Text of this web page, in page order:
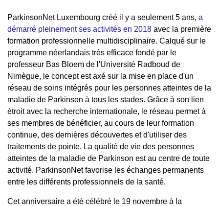
ParkinsonNet Luxembourg créé il y a seulement 5 ans, a
démarré pleinement ses activités en 2018 avec la première
formation professionnelle multidisciplinaire. Calqué sur le
programme néerlandais très efficace fondé par le
professeur Bas Bloem de l'Université Radboud de
Nimègue, le concept est axé sur la mise en place d'un
réseau de soins intégrés pour les personnes atteintes de la
maladie de Parkinson à tous les stades. Grâce à son lien
étroit avec la recherche internationale, le réseau permet à
ses membres de bénéficier, au cours de leur formation
continue, des dernières découvertes et d'utiliser des
traitements de pointe. La qualité de vie des personnes
atteintes de la maladie de Parkinson est au centre de toute
activité. ParkinsonNet favorise les échanges permanents
entre les différents professionnels de la santé.
Cet anniversaire a été célébré le 19 novembre à la